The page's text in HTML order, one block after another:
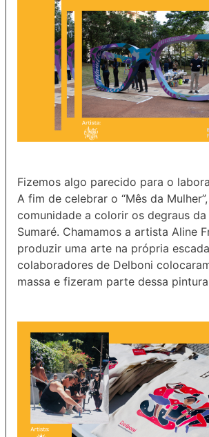
Fizemos algo parecido para o
A fim de celebrar o “Mês da
comunidade a colorir os degraus da
Sumaré. Chamamos a artista Aline
produzir uma arte na própria
colaboradores de Delboni
massa e fizeram parte dessa